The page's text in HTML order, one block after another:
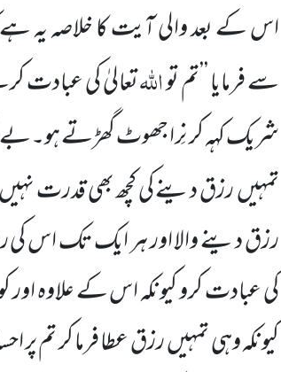
اس کے بعد والی آیت کاخلاصہ یہ
سے فرمایا ’’تم تواللہتعالیٰ کی عبادت
شریک کہہ کر نِرا جھوٹگھڑتے
تمہیںرزق دینے کی کچھ بھی قدرت نہیں
رزق دینے والا اور ہر ایک تک اس
کی عبادت کرو کیونکہ اس کے علاوہ اور
کیونکہ وہی تمہیںرزق عطا فرما کر تم پر